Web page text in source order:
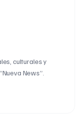
culturales y
News”.